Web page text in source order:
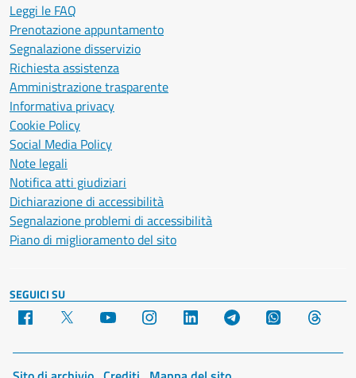
Leggi le FAQ
Prenotazione appuntamento
Segnalazione disservizio
Richiesta assistenza
Amministrazione trasparente
Informativa privacy
Cookie Policy
Social Media Policy
Note legali
Notifica atti giudiziari
Dichiarazione di accessibilità
Segnalazione problemi di accessibilità
Piano di miglioramento del sito
SEGUICI SU
Facebook YouTube Instagram LinkedIn Telegram WhatsApp